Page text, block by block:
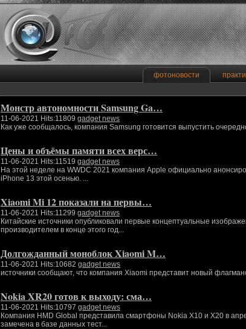
фотоновости
Монстр автономности Samsung Ga…
11-06-2021 Hits:11809 gadget news
Как уже сообщалось, компания Samsung готовится выпустить
Цены и объёмы памяти всех верс…
11-06-2021 Hits:11519 gadget news
На этой неделе на WWDC 2021 компания Apple официально
iPhone 13 этой осенью. ...
Xiaomi Mi 12 показали на первы…
11-06-2021 Hits:11299 gadget news
Китайские источники опубликовали первые концептуальные
производителем в конце этого год...
Долгожданный моноблок Xiaomi M…
11-06-2021 Hits:10682 gadget news
источники сообщают, что компания Xiaomi представит новый
Nokia XR20 готов к выходу: сма…
11-06-2021 Hits:10797 gadget news
Компания HMD Global представила смартфоны Nokia X10 и X20 в
замечена в базе данных тест...